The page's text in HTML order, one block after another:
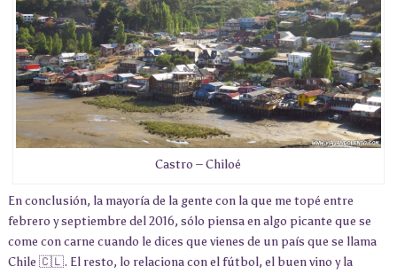
Castro – Chiloé
En conclusión, la mayoría de la gente con la que me topé entre
febrero y septiembre del 2016, sólo piensa en algo picante que se
come con carne cuando le dices que vienes de un país que se llama
Chile 🇨🇱. El resto, lo relaciona con el fútbol, el buen vino y la